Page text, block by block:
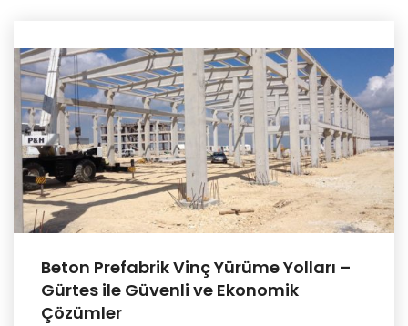
Beton Prefabrik Vinç Yürüme Yolları –
Gürtes ile Güvenli ve Ekonomik
Çözümler